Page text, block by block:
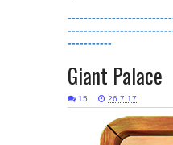
-----------
Giant Palace
15 26.7.17